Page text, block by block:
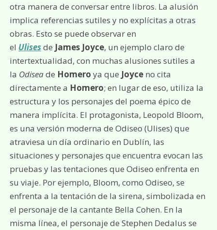
otra manera de conversar entre libros. La alusión
implica referencias sutiles y no explícitas a otras
obras. Esto se puede observar en
el Ulisesde James Joyce, un ejemplo claro de
intertextualidad, con muchas alusiones sutiles a
la Odiseade Homero ya que Joyce no cita
directamente a Homero; en lugar de eso, utiliza la
estructura y los personajes del poema épico de
manera implícita. El protagonista, Leopold Bloom,
es una versión moderna de Odiseo (Ulises) que
atraviesa un día ordinario en Dublín, las
situaciones y personajes que encuentra evocan las
pruebas y las tentaciones que Odiseo enfrenta en
su viaje. Por ejemplo, Bloom, como Odiseo, se
enfrenta a la tentación de la sirena, simbolizada en
el personaje de la cantante Bella Cohen. En la
misma línea, el personaje de Stephen Dedalus se